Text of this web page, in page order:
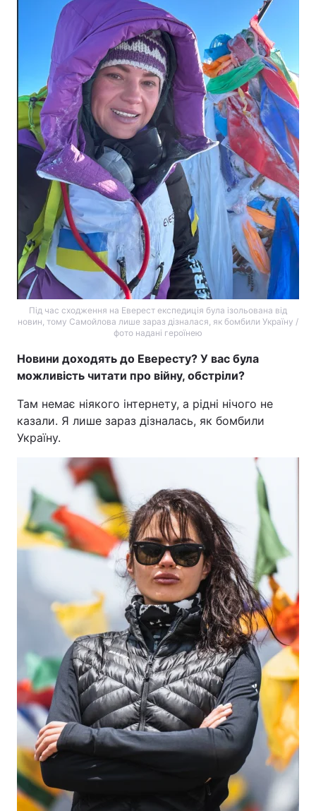
Під час сходження на Еверест експедиція була ізольована від
новин, тому Самойлова лише зараз дізналася, як бомбили Україну /
фото надані героїнею
Новини доходять до Евересту? У вас була
можливість читати про війну, обстріли?
Там немає ніякого інтернету, а рідні нічого не
казали. Я лише зараз дізналась, як бомбили
Україну.